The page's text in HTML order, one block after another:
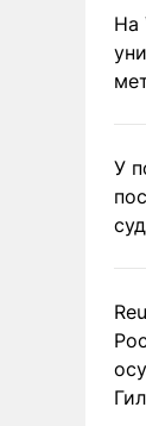
На
У